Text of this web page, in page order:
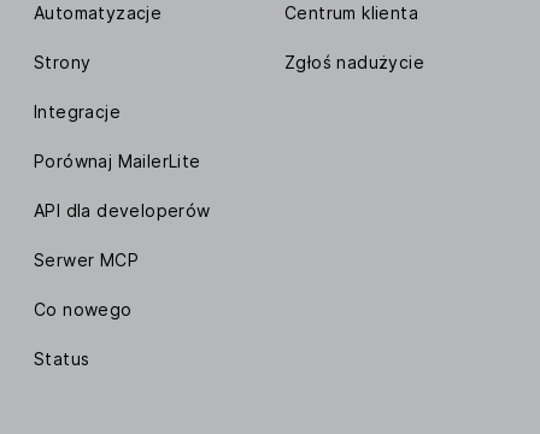
Automatyzacje
Strony
Integracje
Porównaj MailerLite
API dla developerów
Serwer MCP
Co nowego
Status
Centrum klienta
Zgłoś nadużycie